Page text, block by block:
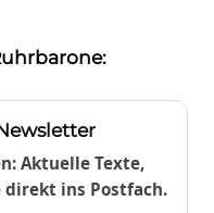
Aktuelle Texte,
direkt ins Postfach.